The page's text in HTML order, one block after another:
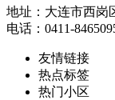
地址：大连市西岗
电话：0411-
友情链接
热点标签
热门小区